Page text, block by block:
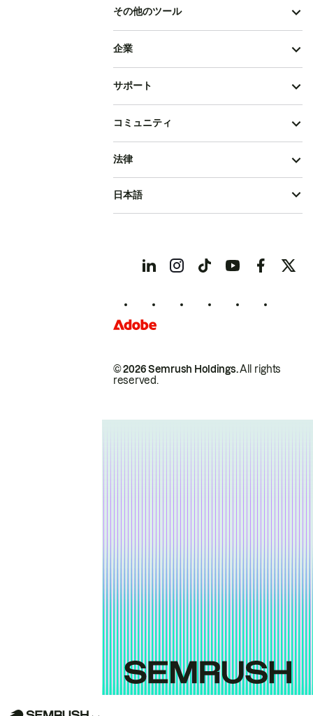
その他のツール
企業
サポート
コミュニティ
© 2026 Semrush Holdings.All rights
reserved.
法律
日本語